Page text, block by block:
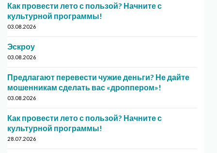
Как провести лето с пользой? Начните с
культурной программы!
03.08.2026
Эскроу
03.08.2026
Предлагают перевести чужие деньги? Не дайте
мошенникам сделать вас «дроппером»!
03.08.2026
Как провести лето с пользой? Начните с
культурной программы!
28.07.2026